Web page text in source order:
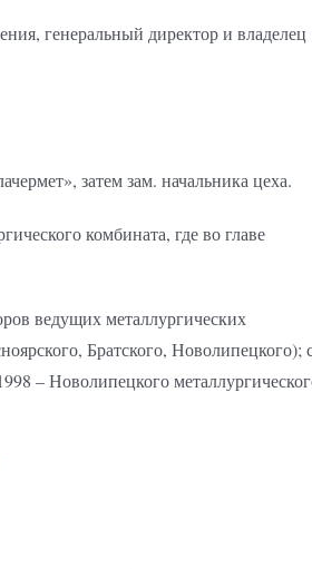
генеральный директор и владелец
затем зам. начальника цеха.
комбината, где во главе
ведущих металлургических
Братского, Новолипецкого);
– Новолипецкого